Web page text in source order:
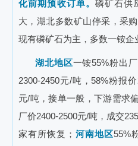
化前期预收订单。磷矿石供
大，湖北多数矿山停采，采
现有磷矿石为主，多数一铵企
湖北地区一铵55%粉出
2300-2450元/吨，58%粉报
元/吨，接单一般，下游需求
厂价2400-2500元/吨，成交
家有所恢复； 河南地区55%